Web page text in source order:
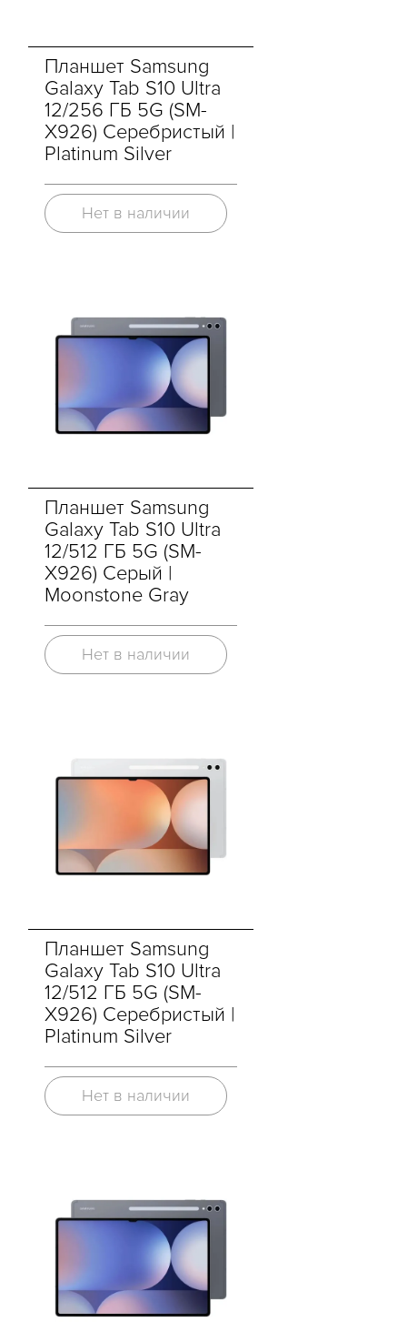
Планшет Samsung
Galaxy Tab S10 Ultra
12/256 ГБ 5G (SM-
X926) Серебристый |
Platinum Silver
Нет в наличии
Планшет Samsung
Galaxy Tab S10 Ultra
12/512 ГБ 5G (SM-
X926) Серый |
Moonstone Gray
Нет в наличии
Планшет Samsung
Galaxy Tab S10 Ultra
12/512 ГБ 5G (SM-
X926) Серебристый |
Platinum Silver
Нет в наличии